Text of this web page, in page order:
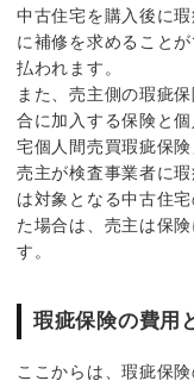
中古住宅を購入後に
に補修を求めること
払われます。
また、売主側の瑕疵
合に加入する保険と
宅個人間売買瑕疵保
売主が検査事業者に
は対象となる中古住
た場合は、売主は保
す。
瑕疵保険の費用
ここからは、瑕疵保